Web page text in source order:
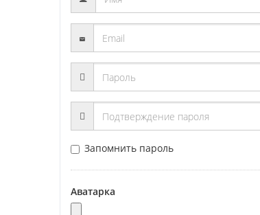
Запомнить пароль
Аватарка